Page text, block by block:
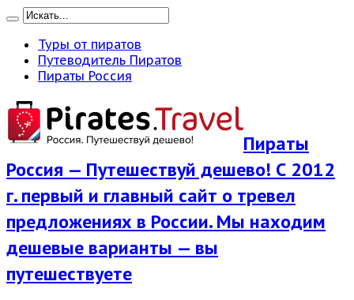
Туры от пиратов
Путеводитель Пиратов
Пираты Россия
Пираты
Россия — Путешествуй дешево! С 2012
г. первый и главный сайт о тревел
предложениях в России. Мы находим
дешевые варианты — вы
путешествуете